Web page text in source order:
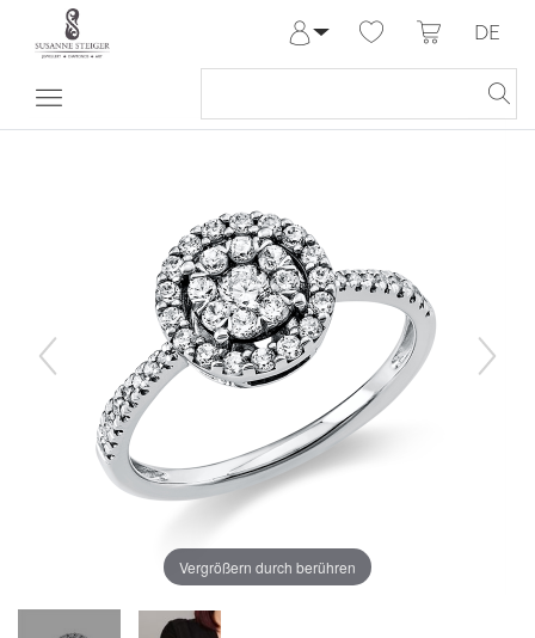
Anmelden
Meine Bestellungen
DE
Vergrößern durch berühren